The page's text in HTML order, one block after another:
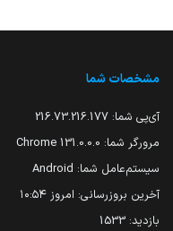
مشخصات شما
آی‌پی شما: 216.73.216.177
مرورگر شما: 131.0.0.0 Chrome
سیستم‌عامل شما: Android
آخرین بروزرسانی: امروز ۱۰:۵۴
بازدید: 1533